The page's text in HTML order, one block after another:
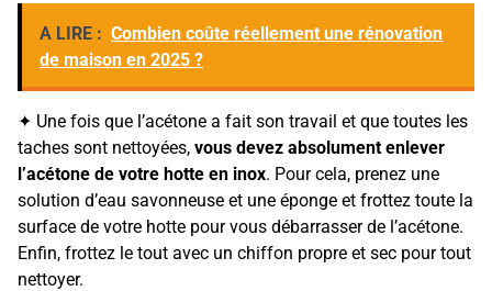
A LIRE : Combien coûte réellement une rénovation
de maison en 2025 ?
✦ Une fois que l’acétone a fait son travail et que toutes les
taches sont nettoyées, vous devez absolument enlever
l’acétone de votre hotte en inox. Pour cela, prenez une
solution d’eau savonneuse et une éponge et frottez toute la
surface de votre hotte pour vous débarrasser de l’acétone.
Enfin, frottez le tout avec un chiffon propre et sec pour tout
nettoyer.